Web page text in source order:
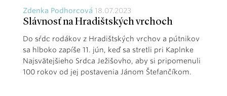
Zdenka Podhorcová 18.07.2023
Slávnosť na Hradištských vrchoch
Do sŕdc rodákov z Hradištských vrchov a pútnikov
sa hlboko zapíše 11. jún, keď sa stretli pri Kaplnke
Najsvätejšieho Srdca Ježišovho, aby si pripomenuli
100 rokov od jej postavenia Jánom Štefančíkom.